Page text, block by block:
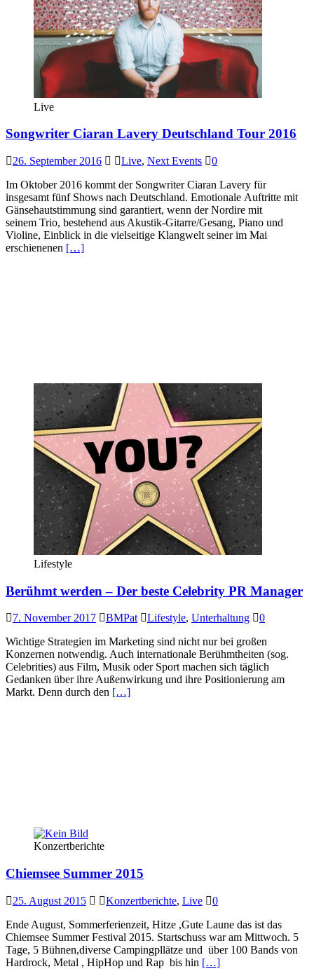
Live
Songwriter Ciaran Lavery Deutschland Tour 2016
26. September 2016 Live, Next Events
0
Im Oktober 2016 kommt der Songwriter Ciaran Lavery für
insgesamt fünf Shows nach Deutschland. Emotionale Auftritte mit
Gänsehautstimmung sind garantiert, wenn der Nordire mit
seinem Trio, bestehend aus Akustik-Gitarre/Gesang, Piano und
Violine, Einblick in die vielseitige Klangwelt seiner im Mai
erschienenen […]
Lifestyle
Berühmt werden – Der beste Celebrity PR Manager
7. November 2017 BMPat Lifestyle, Unterhaltung
0
Wichtige Strategien im Marketing sind nicht nur bei großen
Konzernen notwendig. Auch internationale Berühmtheiten (sog.
Celebrities) aus Film, Musik oder Sport machen sich täglich
Gedanken über ihre Außenwirkung und ihre Positionierung am
Markt. Denn durch den […]
Konzertberichte
Chiemsee Summer 2015
25. August 2015 Konzertberichte, Live
0
Ende August, Sommerferienzeit, Hitze ,Gute Laune das ist das
Chiemsee Summer Festival 2015. Startschuss war am Mittwoch. 5
Tage, 5 Bühnen,diverse Campingpllätze und über 100 Bands von
Hardrock, Metal , HipHop und Rap bis hin […]